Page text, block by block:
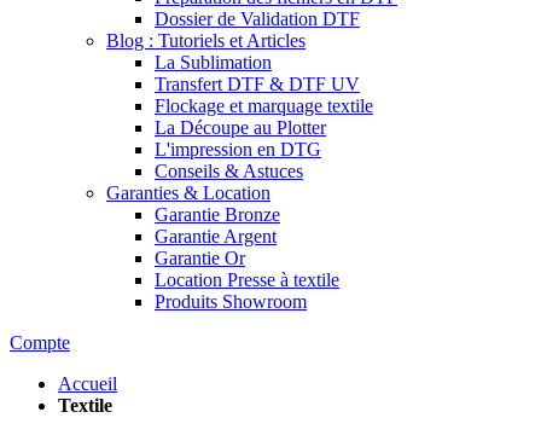
Dossier de Validation DTF
Blog : Tutoriels et Articles
La Sublimation
Transfert DTF & DTF UV
Flockage et marquage textile
La Découpe au Plotter
L'impression en DTG
Conseils & Astuces
Garanties & Location
Garantie Bronze
Garantie Argent
Garantie Or
Location Presse à textile
Produits Showroom
Compte
Accueil
Textile